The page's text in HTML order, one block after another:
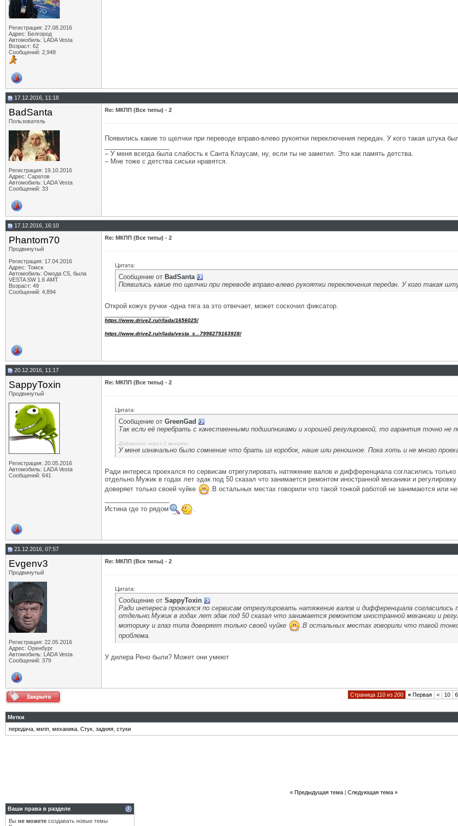
Регистрация: 27.08.2016
Адрес: Белгород
Автомобиль: LADA Vesta
Возраст: 62
Сообщений: 2,948
17.12.2016, 11:18
BadSanta
Пользователь
Регистрация: 19.10.2016
Адрес: Саратов
Автомобиль: LADA Vesta
Сообщений: 33
Re: МКПП (Все типы) - 2
Появились какие то щелчки при переводе вправо-влево рукоятки переключения передач. У кого такая штука
– У меня всегда была слабость к Санта Клаусам, ну, если ты не заметил. Это как память детства.
– Мне тоже с детства сиськи нравятся.
17.12.2016, 16:10
Phantom70
Продвинутый
Регистрация: 17.04.2016
Адрес: Томск
Автомобиль: Омода С5, была
VESTA SW 1.6 АМТ
Возраст: 49
Сообщений: 4,894
Re: МКПП (Все типы) - 2
Цитата:
Сообщение от BadSanta
Появились какие то щелчки при переводе вправо-влево рукоятки переключения передач. У кого такая
Открой кожух ручки -одна тяга за это отвечает, может соскочил фиксатор.
https://www.drive2.ru/r/lada/1656025/
https://www.drive2.ru/r/lada/vesta_s...7998279163928/
20.12.2016, 11:17
SappyToxin
Продвинутый
Регистрация: 20.05.2016
Автомобиль: LADA Vesta
Сообщений: 641
Re: МКПП (Все типы) - 2
Цитата:
Сообщение от GrееnGad
Так если её перебрать с качественными подшипниками и хорошей регулировкой, то гарантия точно не
Добавлено через 2 минуты
У меня изначально было сомнение что брать из коробок, наше или реношное. Пока хоть и не много
Ради интереса проехался по сервисам отрегулировать натяжение валов и дифференциала согласились
отдельно.Мужик в годах лет эдак под 50 сказал что занимается ремонтом иностранной механики и
доверяет только своей чуйке
.В остальных местах говорили что такой тонкой работой не занимаются или
Истина где то рядом
21.12.2016, 07:57
Evgenv3
Продвинутый
Регистрация: 22.05.2016
Адрес: Оренбург
Автомобиль: LADA Vesta
Сообщений: 379
Re: МКПП (Все типы) - 2
Цитата:
Сообщение от SappyToxin
Ради интереса проехался по сервисам отрегулировать натяжение валов и дифференциала
отдельно.Мужик в годах лет эдак под 50 сказал что занимается ремонтом иностранной механики и
моторику и глаз типа доверяет только своей чуйке
.В остальных местах говорили что такой
проблема.
У дилера Рено были? Может они умеют
Страница 110 из 200 « Первая < 10
Метки
передача мкпп механика Стук задняя стуки
« Предыдущая тема| Следующая тема »
Ваши права в разделе
Вы не можете создавать новые темы